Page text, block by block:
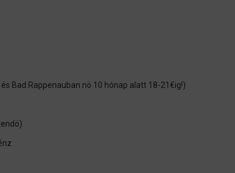
Bad Rappenauban nö 10 hónap alatt 18-21€ig!)